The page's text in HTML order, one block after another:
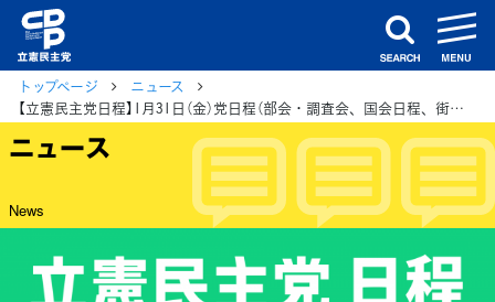
search
トップページ
ニュース
【立憲民主党日程】1月31日（金）党日程（部会・調査会、国会日程、街頭演説、メディア出演等）
ニュース
News